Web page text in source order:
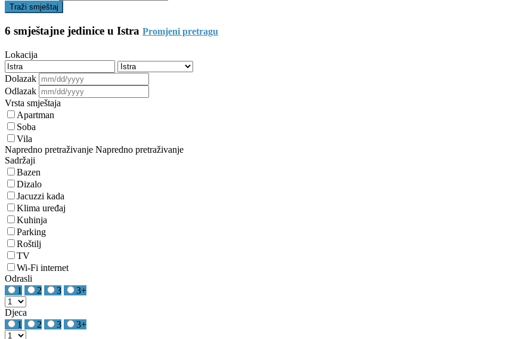
Traži smještaj
6 smještajne jedinice u Istra Promjeni pretragu
Lokacija
Dolazak
Odlazak
Vrsta smještaja
Apartman
Soba
Vila
Napredno pretraživanje Napredno pretraživanje
Sadržaji
Bazen
Dizalo
Jacuzzi kada
Klima uređaj
Kuhinja
Parking
Roštilj
TV
Wi-Fi internet
Odrasli
1
2 3 3+
Djeca
1
2 3 3+